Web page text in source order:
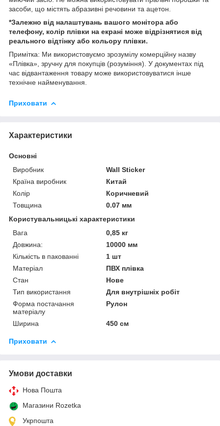
засоби, що містять абразивні речовини та ацетон.
*Залежно від налаштувань вашого монітора або
телефону, колір плівки на екрані може відрізнятися від
реального відтінку або кольору плівки.
Примітка: Ми використовуємо зрозумілу комерційну назву
«Плівка», зручну для покупців (розуміння). У документах під
час відвантаження товару може використовуватися інше
технічне найменування.
Приховати
Характеристики
Основні
Виробник
Wall Sticker
Країна виробник
Китай
Колір
Коричневий
Товщина
0.07 мм
Користувальницькі характеристики
Вага
0,85 кг
Довжина:
10000 мм
Кількість в пакованні
1 шт
Матеріал
ПВХ плівка
Стан
Нове
Тип використання
Для внутрішніх робіт
Форма постачання
матеріалу
Рулон
Ширина 450 см
Приховати
Умови доставки
Нова Пошта
Магазини Rozetka
Укрпошта